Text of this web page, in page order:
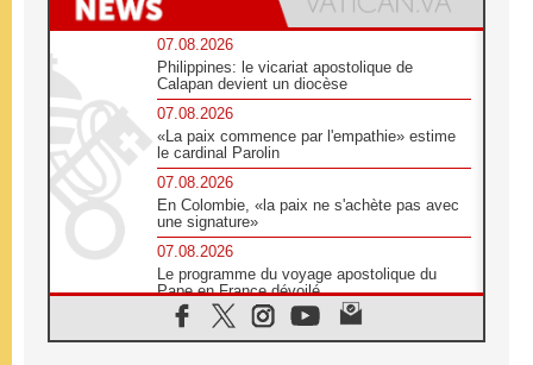
07.08.2026
Philippines: le vicariat apostolique de
Calapan devient un diocèse
07.08.2026
«La paix commence par l'empathie» estime
le cardinal Parolin
07.08.2026
En Colombie, «la paix ne s'achète pas avec
une signature»
07.08.2026
Le programme du voyage apostolique du
Pape en France dévoilé
07.08.2026
1ère Conférence continentale sur l'éducation